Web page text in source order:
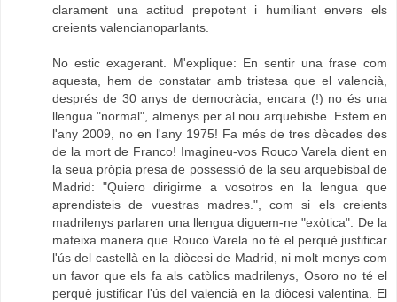
clarament una actitud prepotent i humiliant envers els
creients valencianoparlants.
No estic exagerant. M'explique: En sentir una frase com
aquesta, hem de constatar amb tristesa que el valencià,
després de 30 anys de democràcia, encara (!) no és una
llengua "normal", almenys per al nou arquebisbe. Estem en
l'any 2009, no en l'any 1975! Fa més de tres dècades des
de la mort de Franco! Imagineu-vos Rouco Varela dient en
la seua pròpia presa de possessió de la seu arquebisbal de
Madrid: "Quiero dirigirme a vosotros en la lengua que
aprendisteis de vuestras madres.", com si els creients
madrilenys parlaren una llengua diguem-ne "exòtica". De la
mateixa manera que Rouco Varela no té el perquè justificar
l'ús del castellà en la diòcesi de Madrid, ni molt menys com
un favor que els fa als catòlics madrilenys, Osoro no té el
perquè justificar l'ús del valencià en la diòcesi valentina. El